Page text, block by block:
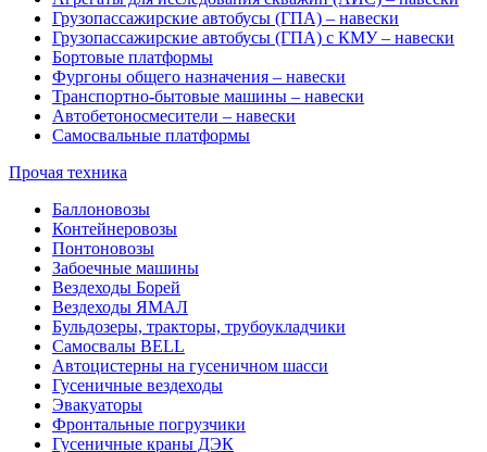
Грузопассажирские автобусы (ГПА) – навески
Грузопассажирские автобусы (ГПА) с КМУ – навески
Бортовые платформы
Фургоны общего назначения – навески
Транспортно-бытовые машины – навески
Автобетоносмесители – навески
Самосвальные платформы
Прочая техника
Баллоновозы
Контейнеровозы
Понтоновозы
Забоечные машины
Вездеходы Борей
Вездеходы ЯМАЛ
Бульдозеры, тракторы, трубоукладчики
Самосвалы BELL
Автоцистерны на гусеничном шасси
Гусеничные вездеходы
Эвакуаторы
Фронтальные погрузчики
Гусеничные краны ДЭК